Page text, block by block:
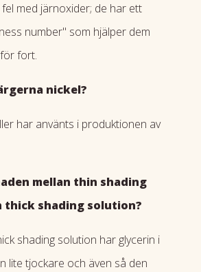
med järnoxider; de har ett
number" som hjälper dem
fort.
nickel?
har använts i produktionen av
mellan thin shading
thick shading solution?
shading solution har glycerin i
lite tjockare och även så den